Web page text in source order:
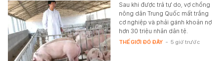
Sau khi được trả tự do, vợ chồng
nông dân Trung Quốc mất trắng
cơ nghiệp và phải gánh khoản nợ
hơn 30 triệu nhân dân tệ.
THẾ GIỚI ĐÓ ĐÂY - 5 giờ trước